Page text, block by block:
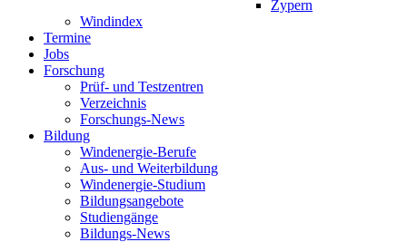
Zypern
Windindex
Termine
Jobs
Forschung
Prüf- und Testzentren
Verzeichnis
Forschungs-News
Bildung
Windenergie-Berufe
Aus- und Weiterbildung
Windenergie-Studium
Bildungsangebote
Studiengänge
Bildungs-News